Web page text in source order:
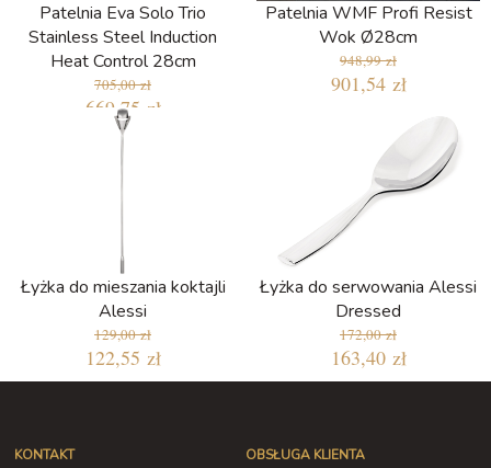
Patelnia Eva Solo Trio
Stainless Steel Induction
Heat Control 28cm
705,00 zł
669,75 zł
Patelnia WMF Profi Resist
Wok Ø28cm
948,99 zł
901,54 zł
Łyżka do mieszania koktajli
Alessi
129,00 zł
122,55 zł
Łyżka do serwowania Alessi
Dressed
172,00 zł
163,40 zł
KONTAKT
OBSŁUGA KLIENTA